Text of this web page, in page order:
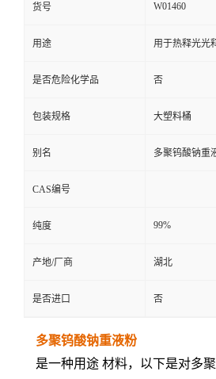
货号 W01460
用途 用于热释光光
是否危险化学品 否
包装规格 大塑料桶
别名 多聚钨酸钠重
CAS编号
纯度 99%
产地/厂商 湖北
是否进口 否
多聚钨酸钠重液粉
是一种用途 材料，以下是对多